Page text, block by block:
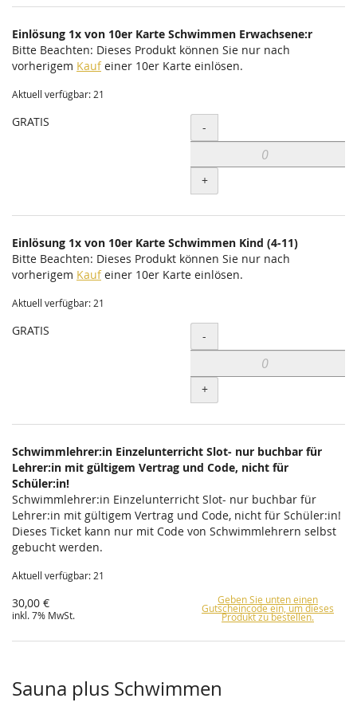
Einlösung 1x von 10er Karte Schwimmen Erwachsene:r
Bitte Beachten: Dieses Produkt können Sie nur nach
vorherigem Kaufeiner 10er Karte einlösen.
Aktuell verfügbar: 21
GRATIS Menge
-
+
Einlösung 1x von 10er Karte Schwimmen Kind (4-11)
Bitte Beachten: Dieses Produkt können Sie nur nach
vorherigem Kaufeiner 10er Karte einlösen.
Aktuell verfügbar: 21
GRATIS Menge
-
+
Schwimmlehrer:in Einzelunterricht Slot- nur buchbar für
Lehrer:in mit gültigem Vertrag und Code, nicht für
Schüler:in!
Schwimmlehrer:in Einzelunterricht Slot- nur buchbar für
Lehrer:in mit gültigem Vertrag und Code, nicht für Schüler:in!
Dieses Ticket kann nur mit Code von Schwimmlehrern selbst
gebucht werden.
Aktuell verfügbar: 21
30,00 €
inkl. 7% MwSt.
Geben Sie unten einen
Gutscheincode ein, um dieses
Produkt zu bestellen.
Sauna plus Schwimmen